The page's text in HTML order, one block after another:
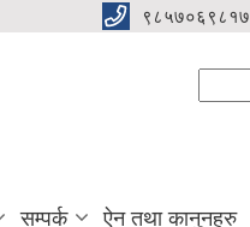
९८५७०६९८१७
सम्पर्क ऐन तथा कानुनहरु